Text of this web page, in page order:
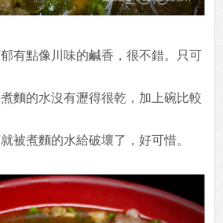
有點像川味的鹹香，很不錯。只可
麵的水沒有瀝得很乾，加上碗比較
被煮麵的水給破壞了，好可惜。